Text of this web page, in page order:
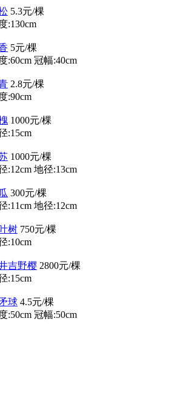
5.3元/棵
:130cm
5元/棵
:60cm 冠幅:40cm
2.8元/棵
:90cm
1000元/棵
:15cm
1000元/棵
:12cm 地径:13cm
300元/棵
:11cm 地径:12cm
树 750元/棵
:10cm
吉野樱 2800元/棵
:15cm
球 4.5元/棵
:50cm 冠幅:50cm